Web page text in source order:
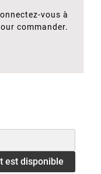
vous à
commander.
est disponible